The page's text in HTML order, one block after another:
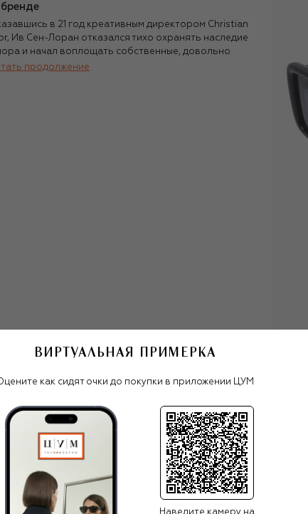
в 21 год креативным директором Christian
Ив Сен-Лоран отказался тихо охранять наследие
и начал воплощать собственные, довольно
для 1950-х идеи. Узнав, что руководство
ассоциируются с брендом, и адаптировал их к
стал ассоциироваться с более откровенной, даже
н-рольной стилистикой, а коллекции для мужчин и
силуэтам и динамичным тканям.
продолжение
Все женские очки
Saint Laurent
ПОХОЖИЕ МОДЕЛИ
ВИРТУАЛЬНАЯ ПРИМЕРКА
как сидят очки до покупки в приложении ЦУМ
Наведите камеру на